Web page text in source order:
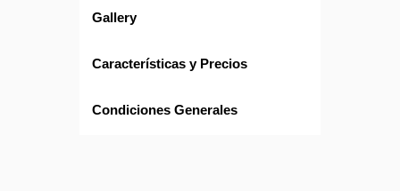
Gallery
Características y Precios
Condiciones Generales